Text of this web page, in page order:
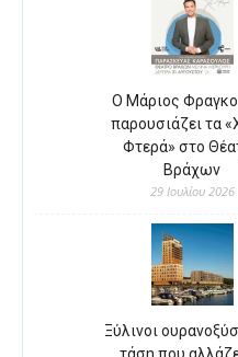
Ο Μάριος
παρουσιάζει τα
Φτερά» στο
Βράχων
29 Ιουλίου 2026
Ξύλινοι